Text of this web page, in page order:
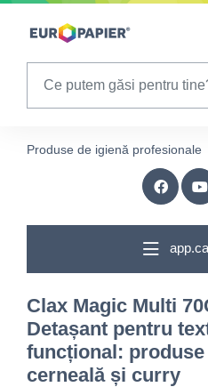
Table Of Content
Produse de igienă profesionale
Clax Magic Multi
Detașant pentru
funcțional:
cerneală și curry